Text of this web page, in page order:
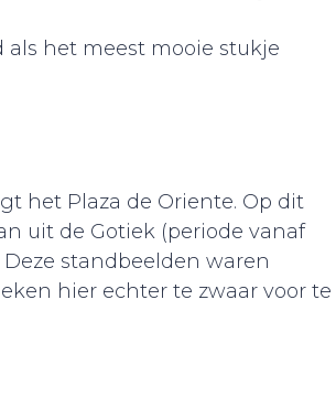
het meest mooie stukje
het Plaza de Oriente. Op dit
uit de Gotiek (periode vanaf
Deze standbeelden waren
hier echter te zwaar voor te